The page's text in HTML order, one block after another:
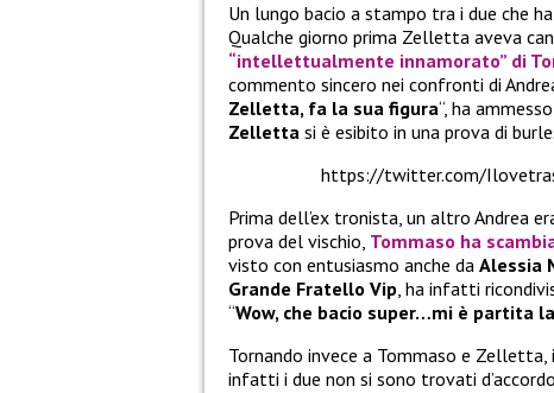
Un lungo bacio a stampo tra i due che
Qualche giorno prima Zelletta aveva
“intellettualmente innamorato” di
commento sincero nei confronti di
Zelletta, fa la sua figura“, ha
Zelletta si è esibito in una prova di
https://twitter.com/
Prima dell’ex tronista, un altro Andrea
prova del vischio, Tommaso ha
visto con entusiasmo anche da Alessia
Grande Fratello Vip, ha infatti
“Wow, che bacio super…mi è partita
Tornando invece a Tommaso e
infatti i due non si sono trovati